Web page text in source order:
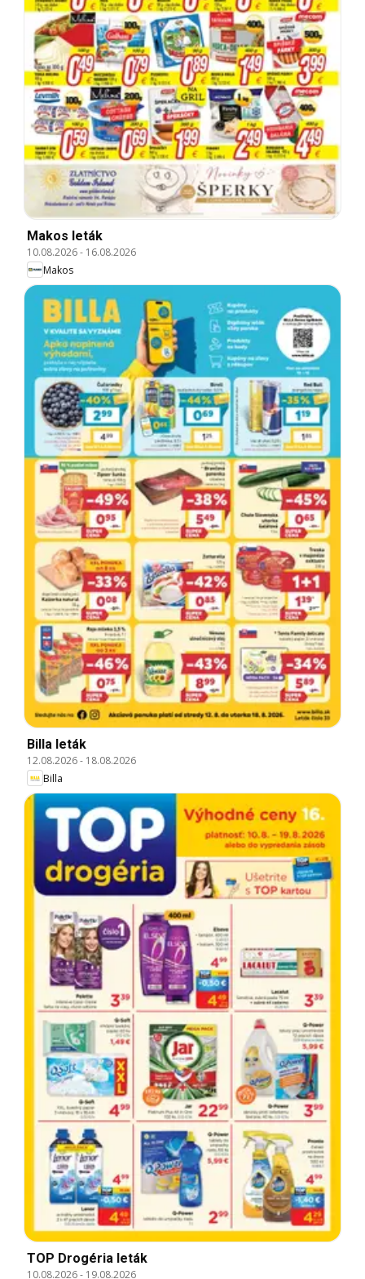
Makos leták
10.08.2026- 16.08.2026
Makos
Billa leták
12.08.2026- 18.08.2026
Billa
TOP Drogéria leták
10.08.2026- 19.08.2026